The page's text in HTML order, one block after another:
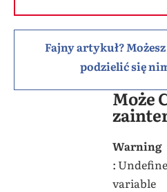
Fajny artykuł?
podzielić się
Może
Warning
:
variable